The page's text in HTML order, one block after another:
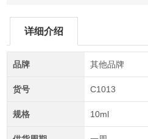
详细介绍
品牌 其他品牌
货号 C1013
规格 10ml